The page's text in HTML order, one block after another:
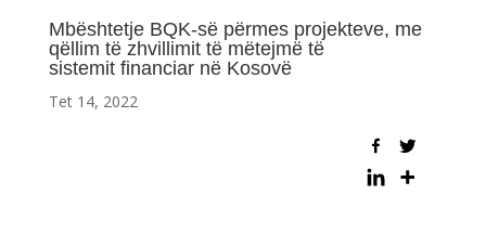
Mbështetje BQK-së përmes projekteve, me
qëllim të zhvillimit të mëtejmë të
sistemit financiar në Kosovë
Tet 14, 2022